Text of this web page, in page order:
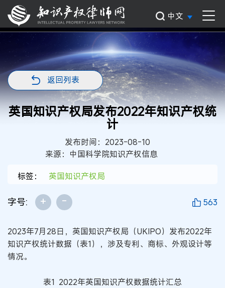
中文
返回列表
英国知识产权局发布2022年知识产权统
计
发布时间：2023-08-10
来源：中国科学院知识产权信息
标签：
英国知识产权局
字号: + - 563
2023年7月28日，英国知识产权局（UKIPO）发布2022年
知识产权统计数据（表1），涉及专利、商标、外观设计等
情况。
表1 2022年英国知识产权数据统计汇总